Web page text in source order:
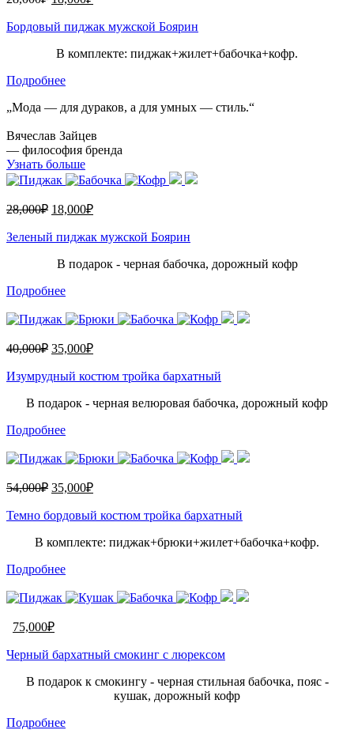
Бордовый пиджак мужской Боярин
В комплекте: пиджак+жилет+бабочка+кофр.
Подробнее
„Мода — для дураков, а для умных — стиль.“
Вячеслав Зайцев
— философия бренда
Узнать больше
28,000₽ 18,000₽
Зеленый пиджак мужской Боярин
В подарок - черная бабочка, дорожный кофр
Подробнее
40,000₽ 35,000₽
Изумрудный костюм тройка бархатный
В подарок - черная велюровая бабочка, дорожный кофр
Подробнее
54,000₽ 35,000₽
Темно бордовый костюм тройка бархатный
В комплекте: пиджак+брюки+жилет+бабочка+кофр.
Подробнее
75,000₽
Черный бархатный смокинг с люрексом
В подарок к смокингу - черная стильная бабочка, пояс -
кушак, дорожный кофр
Подробнее